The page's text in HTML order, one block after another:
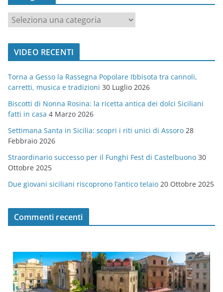
a
t
o
r
i
e
VIDEO RECENTI
Torna a Gesso la Rassegna Popolare Ibbisota tra cannoli,
carretti, musica e tradizioni 30 Luglio 2026
Biscotti di Nonna Rosina: la ricetta antica dei dolci Siciliani
fatti in casa 4 Marzo 2026
Settimana Santa in Sicilia: scopri i riti unici di Assoro 28
Febbraio 2026
Straordinario successo per il Funghi Fest di Castelbuono 30
Ottobre 2025
Due giovani siciliani riscoprono l’antico telaio 20 Ottobre 2025
Commenti recenti